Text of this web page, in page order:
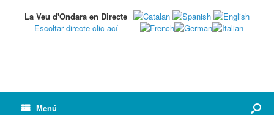
La Veu d'Ondara en Directe
Escoltar directe clic ací
Menú